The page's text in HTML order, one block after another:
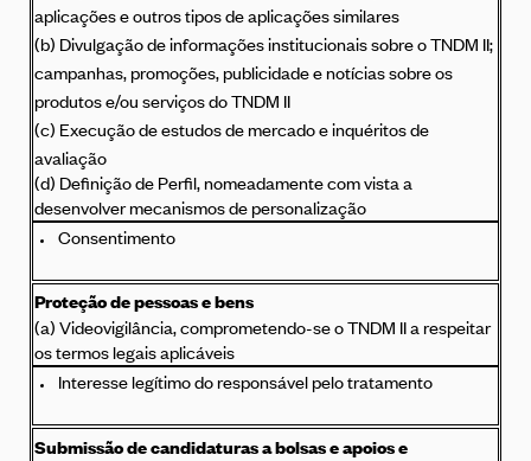
aplicações e outros tipos de aplicações similares
(b) Divulgação de informações institucionais sobre o TNDM II;
campanhas, promoções, publicidade e notícias sobre os
produtos e/ou serviços do TNDM II
(c) Execução de estudos de mercado e inquéritos de
avaliação
(d) Definição de Perfil, nomeadamente com vista a
desenvolver mecanismos de personalização
Consentimento
Proteção de pessoas e bens
(a) Videovigilância, comprometendo-se o TNDM II a respeitar
os termos legais aplicáveis
Interesse legítimo do responsável pelo tratamento
Submissão de candidaturas a bolsas e apoios e